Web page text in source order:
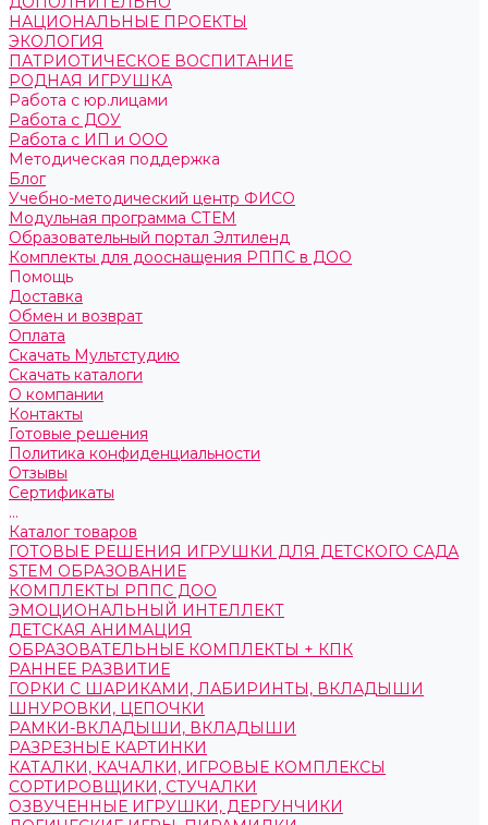
НАЦИОНАЛЬНЫЕ ПРОЕКТЫ
ЭКОЛОГИЯ
ПАТРИОТИЧЕСКОЕ ВОСПИТАНИЕ
РОДНАЯ ИГРУШКА
Работа с юр.лицами
Работа с ДОУ
Работа с ИП и ООО
Методическая поддержка
Блог
Учебно-методический центр ФИСО
Модульная программа СТЕМ
Образовательный портал Элтиленд
Комплекты для дооснащения РППС в ДОО
Помощь
Доставка
Обмен и возврат
Оплата
Скачать Мультстудию
Скачать каталоги
О компании
Контакты
Готовые решения
Политика конфиденциальности
Отзывы
Сертификаты
...
Каталог товаров
ГОТОВЫЕ РЕШЕНИЯ ИГРУШКИ ДЛЯ ДЕТСКОГО САДА
STEM ОБРАЗОВАНИЕ
КОМПЛЕКТЫ РППС ДОО
ЭМОЦИОНАЛЬНЫЙ ИНТЕЛЛЕКТ
ДЕТСКАЯ АНИМАЦИЯ
ОБРАЗОВАТЕЛЬНЫЕ КОМПЛЕКТЫ + КПК
РАННЕЕ РАЗВИТИЕ
ГОРКИ С ШАРИКАМИ, ЛАБИРИНТЫ, ВКЛАДЫШИ
ШНУРОВКИ, ЦЕПОЧКИ
РАМКИ-ВКЛАДЫШИ, ВКЛАДЫШИ
РАЗРЕЗНЫЕ КАРТИНКИ
КАТАЛКИ, КАЧАЛКИ, ИГРОВЫЕ КОМПЛЕКСЫ
СОРТИРОВЩИКИ, СТУЧАЛКИ
ОЗВУЧЕННЫЕ ИГРУШКИ, ДЕРГУНЧИКИ